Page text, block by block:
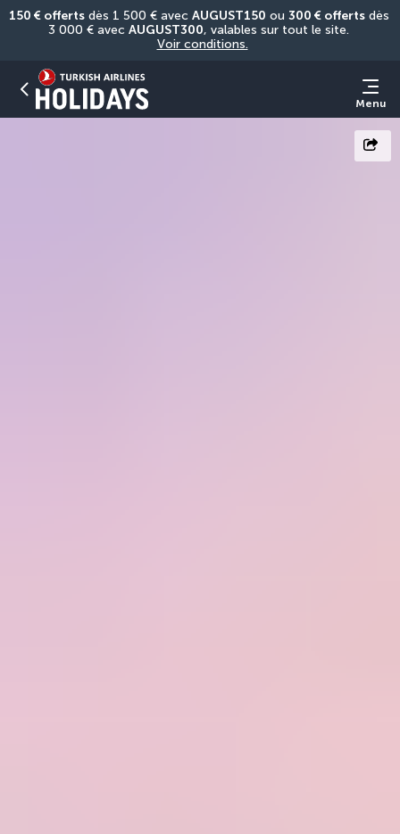
150 € offerts dès 1 500 € avec AUGUST150 ou 300 € offerts dès
3 000 € avec AUGUST300
Voir conditions.
Menu